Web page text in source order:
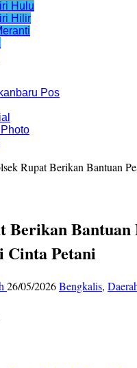
Hulu
Hilir
Pos
Rupat Berikan Bantuan
Berikan Bantuan
Cinta Petani
26/05/2026Bengkalis,